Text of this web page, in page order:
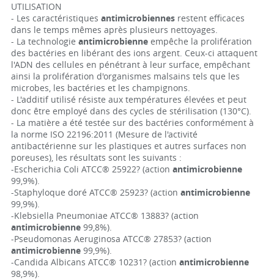
UTILISATION
- Les caractéristiques antimicrobiennesrestent efficaces
dans le temps mêmes après plusieurs nettoyages.
- La technologie antimicrobienneempêche la prolifération
des bactéries en libérant des ions argent. Ceux-ci attaquent
l'ADN des cellules en pénétrant à leur surface, empêchant
ainsi la prolifération d'organismes malsains tels que les
microbes, les bactéries et les champignons.
- L'additif utilisé résiste aux températures élevées et peut
donc être employé dans des cycles de stérilisation (130°C).
- La matière a été testée sur des bactéries conformément à
la norme ISO 22196:2011 (Mesure de l'activité
antibactérienne sur les plastiques et autres surfaces non
poreuses), les résultats sont les suivants :
-Escherichia Coli ATCC® 25922? (action antimicrobienne
99,9%).
-Staphyloque doré ATCC® 25923? (action antimicrobienne
99,9%).
-Klebsiella Pneumoniae ATCC® 13883? (action
antimicrobienne99,8%).
-Pseudomonas Aeruginosa ATCC® 27853? (action
antimicrobienne99,9%).
-Candida Albicans ATCC® 10231? (action antimicrobienne
98,9%).